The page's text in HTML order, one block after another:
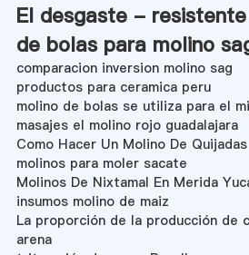
El desgaste -
de bolas para molino
comparacion inversion molino sag
productos para ceramica peru
molino de bolas se utiliza para el
masajes el molino rojo guadalajara
Como Hacer Un Molino De Quijadas
molinos para moler sacate
Molinos De Nixtamal En Merida
insumos molino de maiz
La proporción de la producción de
arena